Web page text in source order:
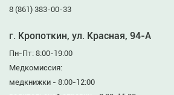
8 (861) 383-00-33
г. Кропоткин, ул. Красная, 94-А
Пн-Пт: 8:00-19:00
Медкомиссия:
медкнижки - 8:00-12:00